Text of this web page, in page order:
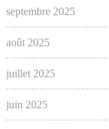
septembre 2025
août 2025
juillet 2025
juin 2025